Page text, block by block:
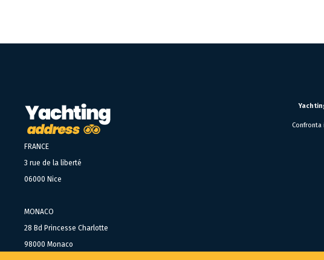
FRANCE
3 rue de la liberté
06000 Nice
MONACO
28 Bd Princesse Charlotte
98000 Monaco